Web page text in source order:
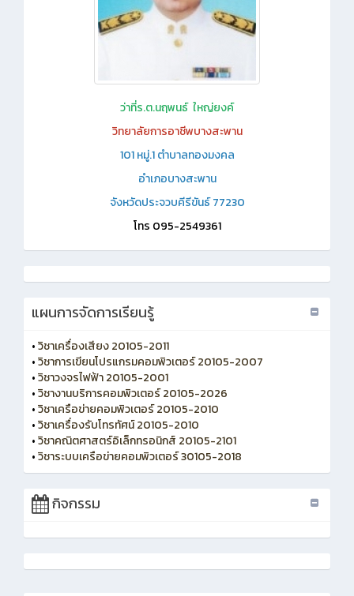
ว่าที่ร.ต.นฤพนธ์ ใหญ่ยงค์
วิทยาลัยการอาชีพบางสะพาน
101 หมู่.1 ตำบาลทองมงคล
อำเภอบางสะพาน
จังหวัดประจวบคีรีขันธ์ 77230
โทร 095-2549361
แผนการจัดการเรียนรู้
•วิชาเครื่องเสียง 20105-2011
•วิชาการเขียนโปรแกรมคอมพิวเตอร์ 20105-2007
•วิชาวงจรไฟฟ้า 20105-2001
•วิชางานบริการคอมพิวเตอร์ 20105-2026
•วิชาเครือข่ายคอมพิวเตอร์ 20105-2010
•วิชาเครื่องรับโทรทัศน์ 20105-2010
•วิชาคณิตศาสตร์อิเล็กทรอนิกส์ 20105-2101
•วิชาระบบเครือข่ายคอมพิวเตอร์ 30105-2018
กิจกรรม